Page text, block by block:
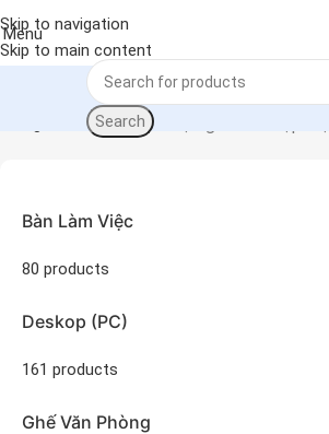
Skip to navigation
Skip to main content
Menu
Search
Sản phẩm được gắn thẻ “hộp
Bàn Làm Việc
80 products
Deskop (PC)
161 products
Ghế Văn Phòng